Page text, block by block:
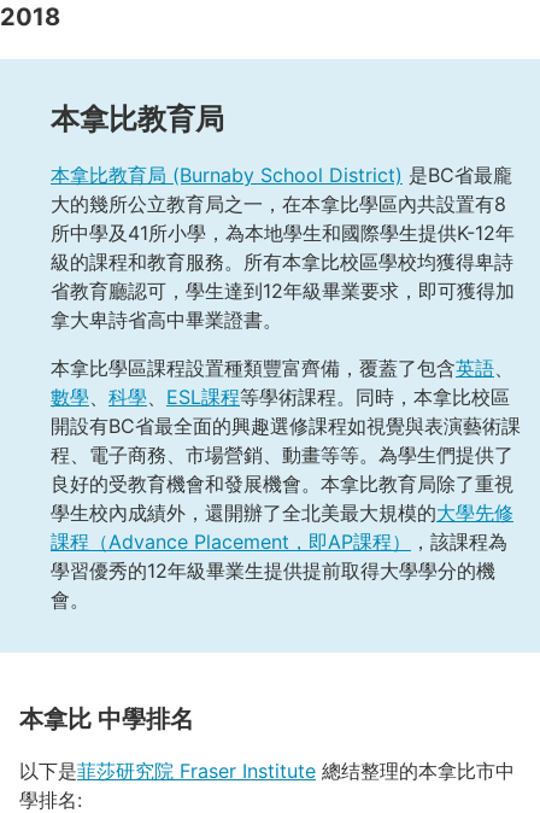
2018
本拿比教育局
本拿比教育局 (Burnaby School District) 是BC省最龐
大的幾所公立教育局之一，在本拿比學區內共設置有8
所中學及41所小學，為本地學生和國際學生提供K-12年
級的課程和教育服務。所有本拿比校區學校均獲得卑詩
省教育廳認可，學生達到12年級畢業要求，即可獲得加
拿大卑詩省高中畢業證書。
本拿比學區課程設置種類豐富齊備，覆蓋了包含英語
數學
科學 ESL課程等學術課程。同時，本拿比校區
開設有BC省最全面的興趣選修課程如視覺與表演藝術課
程、電子商務、市場營銷、動畫等等。為學生們提供了
良好的受教育機會和發展機會。本拿比教育局除了重視
學生校內成績外，還開辦了全北美最大規模的大學先修
課程（Advance Placement，即AP課程）
，該課程為
學習優秀的12年級畢業生提供提前取得大學學分的機
會。
本拿比 中學排名
以下是菲莎研究院 Fraser Institute 總结整理的本拿比市中
學排名: